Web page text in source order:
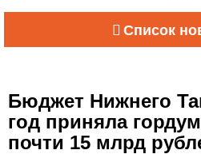
Список
Бюджет Нижнего
год приняла
почти 15 млрд